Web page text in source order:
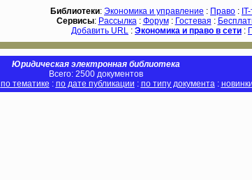
Библиотеки: Экономика и управление : Право :
Сервисы: Рассылка: Форум: Гостевая :
Добавить URL : Экономика и право в сети :
Юридическая электронная библиотека
Всего: 2500 документов
по тематике : по дате публикации : по типу документа: